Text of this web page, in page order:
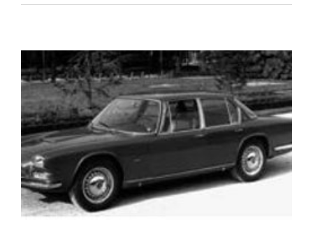
Chassis